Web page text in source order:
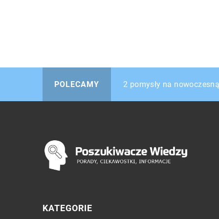
POLECAMY Dlaczego warto
2 pomysły na
Klimatyzacja
KATEGORIE